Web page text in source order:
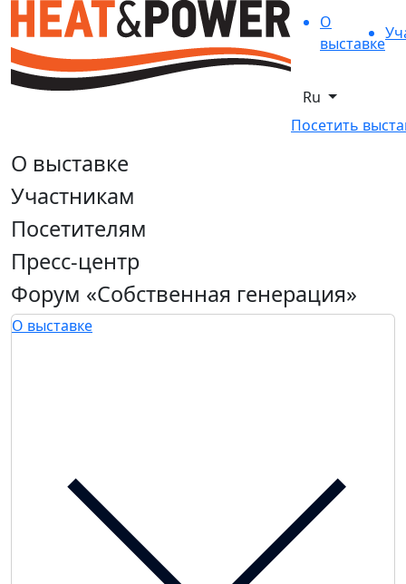
О
выставке
Ru
Посетить
О выставке
Участникам
Посетителям
Пресс-центр
Форум «Собственная генерация»
О выставке